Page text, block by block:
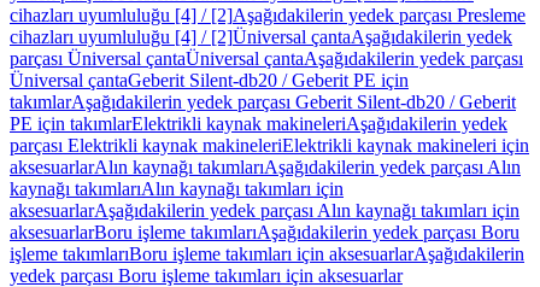
cihazları uyumluluğu [4] / [2]Aşağıdakilerin yedek parçası Presleme
cihazları uyumluluğu [4] / [2]Üniversal çantaAşağıdakilerin yedek
parçası Üniversal çantaÜniversal çantaAşağıdakilerin yedek parçası
Üniversal çantaGeberit Silent-db20 / Geberit PE için
takımlarAşağıdakilerin yedek parçası Geberit Silent-db20 / Geberit
PE için takımlarElektrikli kaynak makineleriAşağıdakilerin yedek
parçası Elektrikli kaynak makineleriElektrikli kaynak makineleri için
aksesuarlarAlın kaynağı takımlarıAşağıdakilerin yedek parçası Alın
kaynağı takımlarıAlın kaynağı takımları için
aksesuarlarAşağıdakilerin yedek parçası Alın kaynağı takımları için
aksesuarlarBoru işleme takımlarıAşağıdakilerin yedek parçası Boru
işleme takımlarıBoru işleme takımları için aksesuarlarAşağıdakilerin
yedek parçası Boru işleme takımları için aksesuarlar